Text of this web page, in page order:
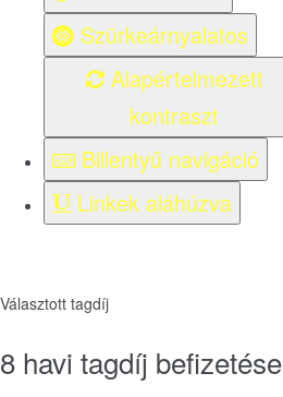
Szürkeárnyalatos
Alapértelmezett
kontraszt
Billentyű navigáció
Linkek aláhúzva
Választott tagdíj
8 havi tagdíj befizetése